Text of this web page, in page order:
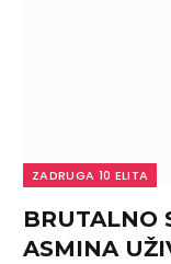
ZADRUGA 10 ELITA
BRUTALNO
ASMINA